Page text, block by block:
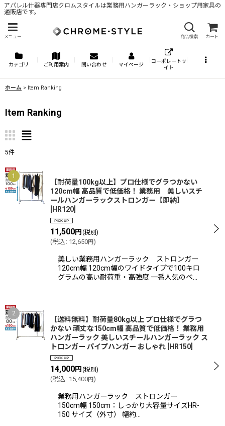
アパレル什器専門店クロムスタイルは業務用ハンガーラック・ショップ用家具の
通販店です。
メニュー 商品検索 カート
カテゴリ ご利用案内 問い合わせ マイページ
コーポレートサ
イト
ホーム > Item Ranking
Item Ranking
5件
1
【耐荷量100kg以上】プロ仕様でグラつかない
120cm幅 高品質で低価格！ 業務用 美しいスチ
ールハンガーラックストロンガー【即納】
HR120
11,500円 (税別)
(税込 : 12,650円)
美しい業務用ハンガーラック ストロンガー
120cm幅 120cm幅のワイドタイプで100キロ
グラムの高い耐荷重・高強度 一番人気のベ…
2
【送料無料】耐荷量80kg以上 プロ仕様でグラつ
かない 頑丈な150cm幅 高品質で低価格！ 業務用
ハンガーラック 美しいスチールハンガーラック ス
トロンガー パイプハンガー おしゃれ
HR150
14,000円 (税別)
(税込 : 15,400円)
業務用ハンガーラック ストロンガー
150cm幅 150cm：しっかり大容量サイズHR-
150 サイズ（外寸） 幅約…